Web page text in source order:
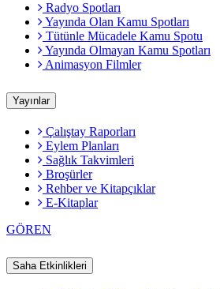
Radyo Spotları
Yayında Olan Kamu Spotları
Tütünle Mücadele Kamu Spotu
Yayında Olmayan Kamu Spotları
Animasyon Filmler
Yayınlar
Çalıştay Raporları
Eylem Planları
Sağlık Takvimleri
Broşürler
Rehber ve Kitapçıklar
E-Kitaplar
GÖREN
Saha Etkinlikleri